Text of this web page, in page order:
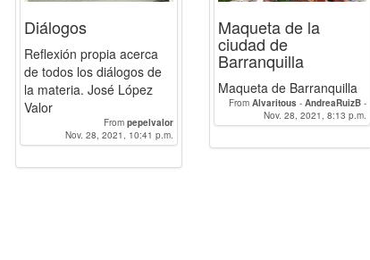
Diálogos
Reflexión propia acerca
de todos los diálogos de
la materia. José López
Valor
From pepelvalor
Nov. 28, 2021, 10:41 p.m.
Maqueta de la
ciudad de
Barranquilla
Maqueta de Barranquilla
From Alvaritous - AndreaRuizB -
CarlosGraciánPedrosa -luiisdt_-
lorena_maria_alcazar_vacas-
Nov. 28, 2021, 8:13 p.m.